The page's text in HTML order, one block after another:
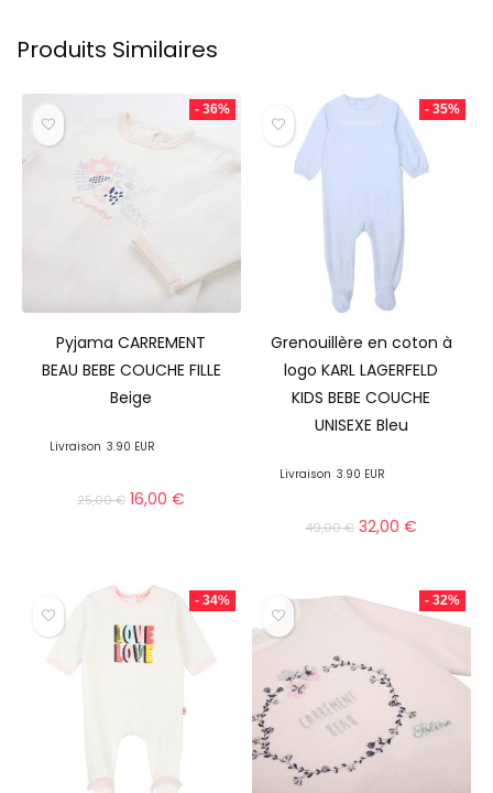
Produits Similaires
- 36%
Pyjama CARREMENT
BEAU BEBE COUCHE FILLE
Beige
Livraison 3.90 EUR
25,00€ 16,00€
- 35%
Grenouillère en coton à
logo KARL LAGERFELD
KIDS BEBE COUCHE
UNISEXE Bleu
Livraison 3.90 EUR
49,00€ 32,00€
- 34% - 32%